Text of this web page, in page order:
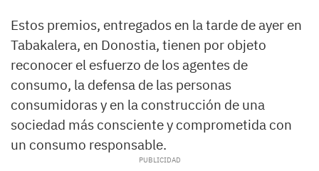
Estos premios, entregados en la tarde de ayer en
Tabakalera, en Donostia, tienen por objeto
reconocer el esfuerzo de los agentes de
consumo, la defensa de las personas
consumidoras y en la construcción de una
sociedad más consciente y comprometida con
un consumo responsable.